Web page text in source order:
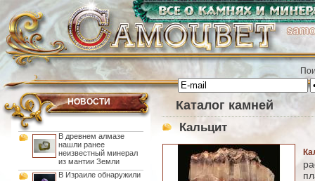
НОВОСТИ
В древнем алмазе
нашли ранее
неизвестный минерал
из мантии Земли
В Израиле обнаружили
Каталог камней
Кальцит